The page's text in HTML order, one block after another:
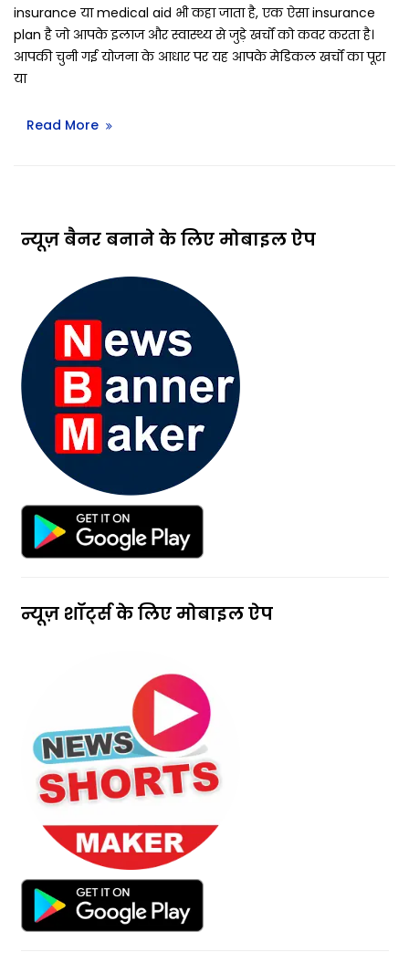
insurance या medical aid भी कहा जाता है, एक ऐसा insurance
plan है जो आपके इलाज और स्वास्थ्य से जुड़े खर्चों को कवर करता है।
आपकी चुनी गई योजना के आधार पर यह आपके मेडिकल खर्चों का पूरा
या
Read More
न्यूज़ बैनर बनाने के लिए मोबाइल ऐप
न्यूज़ शॉर्ट्स के लिए मोबाइल ऐप